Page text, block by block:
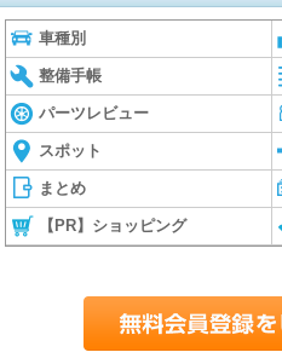
車種別
整備手帳
パーツレビュー
スポット
まとめ
【PR】ショッピング